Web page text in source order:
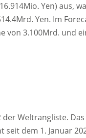
Yen) aus,
Yen. Im
von 3.100Mrd. und
Weltrangliste.
dem 1. Januar